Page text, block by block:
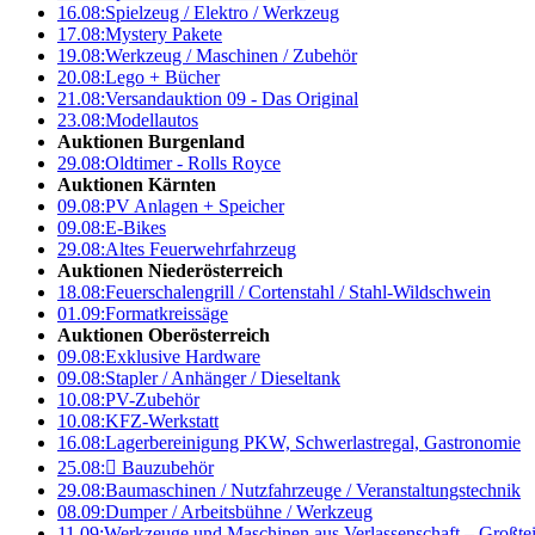
16.08:Spielzeug / Elektro / Werkzeug
17.08:Mystery Pakete
19.08:Werkzeug / Maschinen / Zubehör
20.08:Lego + Bücher
21.08:Versandauktion 09 - Das Original
23.08:Modellautos
Auktionen Burgenland
29.08:Oldtimer - Rolls Royce
Auktionen Kärnten
09.08:PV Anlagen + Speicher
09.08:E-Bikes
29.08:Altes Feuerwehrfahrzeug
Auktionen Niederösterreich
18.08:Feuerschalengrill / Cortenstahl / Stahl-Wildschwein
01.09:Formatkreissäge
Auktionen Oberösterreich
09.08:Exklusive Hardware
09.08:Stapler / Anhänger / Dieseltank
10.08:PV-Zubehör
10.08:KFZ-Werkstatt
16.08:Lagerbereinigung PKW, Schwerlastregal, Gastronomie
25.08: Bauzubehör
29.08:Baumaschinen / Nutzfahrzeuge / Veranstaltungstechnik
08.09:Dumper / Arbeitsbühne / Werkzeug